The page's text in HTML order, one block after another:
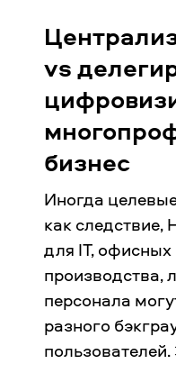
vs
бизнес
Иногда
как следствие,
для IT, офисных
производства,
персонала
разного